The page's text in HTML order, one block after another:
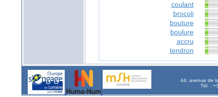
coulant
brocoli
bouture
boulure
accru
tendron
44, avenue de
Tél. :